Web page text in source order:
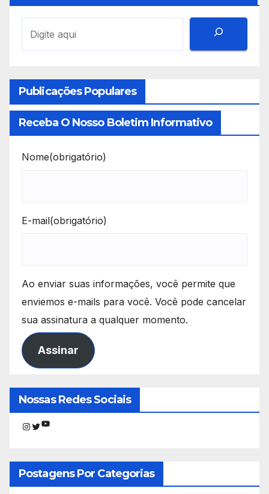
Publicações Populares
Receba O Nosso Boletim Informativo
Nome(obrigatório)
E-mail(obrigatório)
Ao enviar suas informações, você permite que
enviemos e-mails para você. Você pode cancelar
sua assinatura a qualquer momento.
Assinar
Nossas Redes Sociais
Instagram
Twitter
Youtube
Postagens Por Categorias